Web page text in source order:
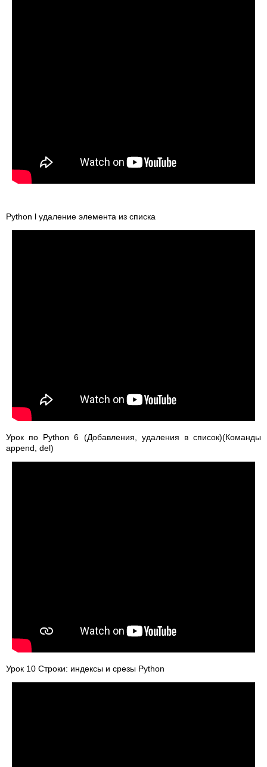
Python l удаление элемента из списка
Урок по Python 6 (Добавления, удаления в список)(Команды
append, del)
Урок 10 Строки: индексы и срезы Python